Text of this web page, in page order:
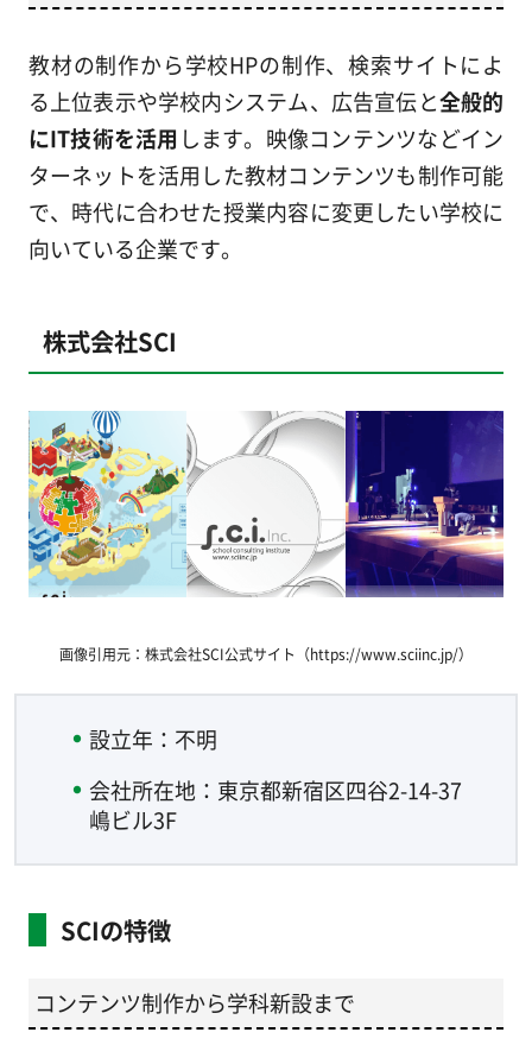
教材の制作から学校HPの制作、検索サイトによ
る上位表示や学校内システム、広告宣伝と全般的
にIT技術を活用 します。映像コンテンツなどイン
ターネットを活用した教材コンテンツも制作可能
で、時代に合わせた授業内容に変更したい学校に
向いている企業です。
株式会社SCI
画像引用元：株式会社SCI公式サイト（https://www.sciinc.jp/）
設立年：不明
会社所在地：東京都新宿区四谷2-14-37
嶋ビル3F
SCIの特徴
コンテンツ制作から学科新設まで